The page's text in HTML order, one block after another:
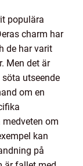
populära
charm har
de har varit
Men det är
utseende
om en
om
kan
på